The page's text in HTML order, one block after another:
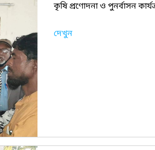
কৃষি প্রণোদনা ও পুনর্বাসন
দেখুন